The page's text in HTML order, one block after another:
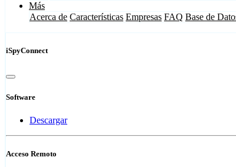
Más
Acerca de Características Empresas FAQ Base de
iSpyConnect
Software
Descargar
Acceso Remoto